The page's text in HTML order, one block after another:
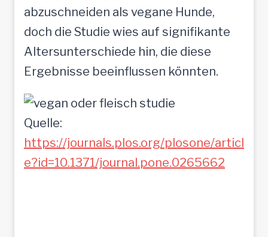
abzuschneiden als vegane Hunde,
doch die Studie wies auf signifikante
Altersunterschiede hin, die diese
Ergebnisse beeinflussen könnten.
Quelle:
https://journals.plos.org/plosone/articl
e?id=10.1371/journal.pone.0265662